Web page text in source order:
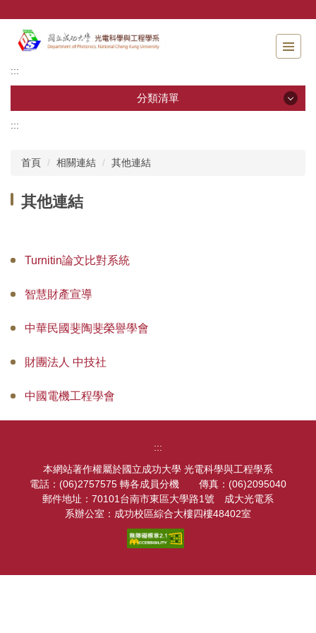
內
容
:::
分類清單
各項公告
系所簡介
招生事宜
課程資訊
表單下載
法規章程
相關連結
:::
首頁 相關連結 其他連結
其他連結
Turnitin論文比對系統
智慧財產宣導
中華民國斐陶斐榮譽學會
財團法人 中技社
中國電機工程學會
:::
本網站著作權屬於國立成功大學 光電科學與工程學系
電話：(06)2757575 轉各成員分機 傳真：(06)2095040
郵件地址：70101台南市東區大學路1號 成大光電系
系辦公室：成功校區綜合大樓四樓48402室